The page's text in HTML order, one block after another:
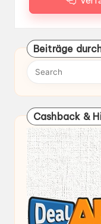
Beiträge
Cashback &